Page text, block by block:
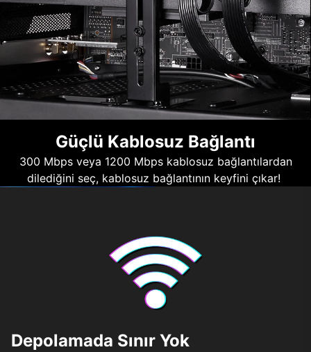
Güçlü Kablosuz Bağlantı
300 Mbps veya 1200 Mbps kablosuz bağlantılardan
dilediğini seç, kablosuz bağlantının keyfini çıkar!
Depolamada Sınır Yok